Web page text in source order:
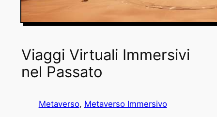
Viaggi Virtuali Immersivi
nel Passato
Metaverso, Metaverso Immersivo